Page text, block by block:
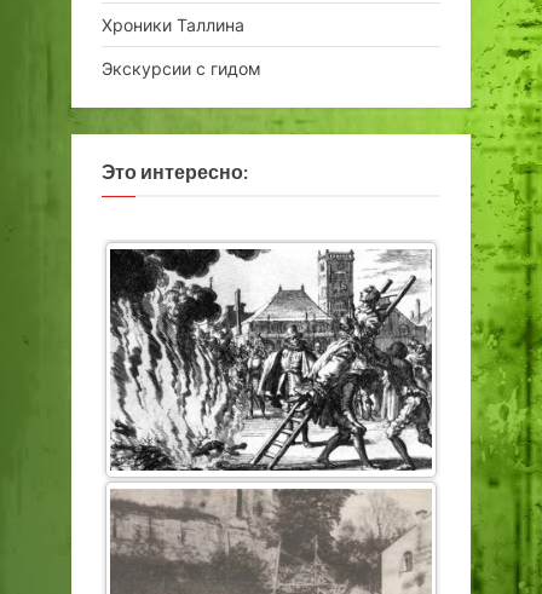
Хроники Таллина
Экскурсии с гидом
Это интересно: